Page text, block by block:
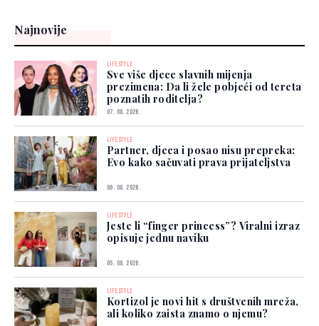
Najnovije
LIFESTYLE
Sve više djece slavnih mijenja
prezimena: Da li žele pobjeći od tereta
poznatih roditelja?
07. 08. 2026.
LIFESTYLE
Partner, djeca i posao nisu prepreka:
Evo kako sačuvati prava prijateljstva
06. 08. 2026.
LIFESTYLE
Jeste li “finger princess”? Viralni izraz
opisuje jednu naviku
05. 08. 2026.
LIFESTYLE
Kortizol je novi hit s društvenih mreža,
ali koliko zaista znamo o njemu?